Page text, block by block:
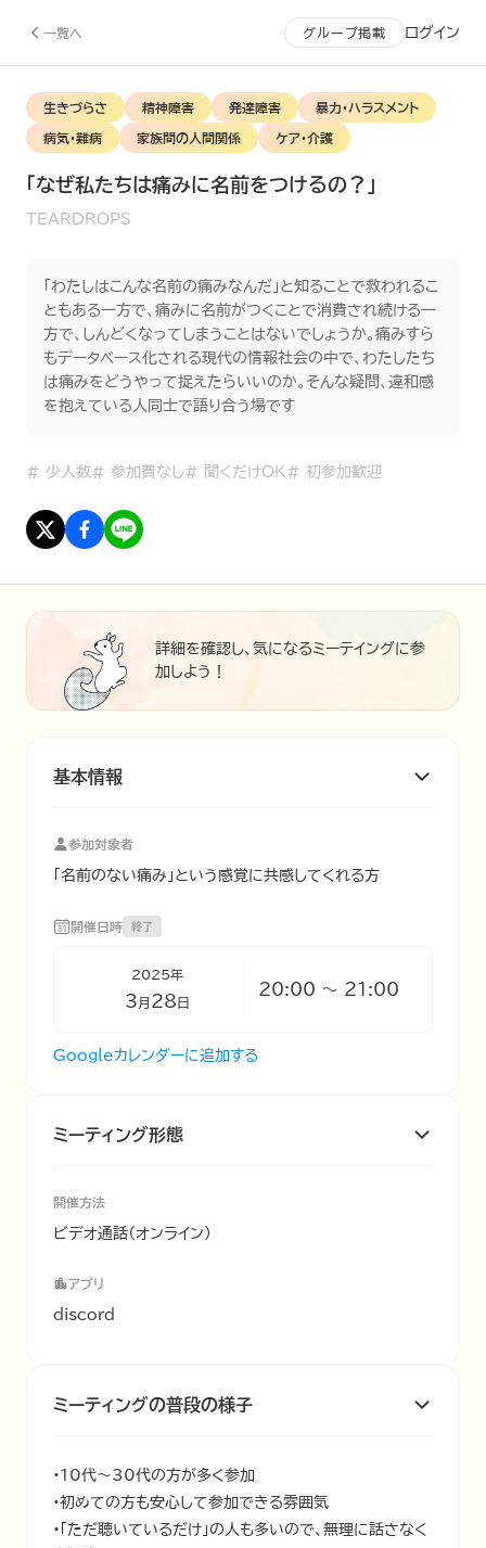
一覧へ グループ掲載 ログイン
生きづらさ 精神障害 発達障害 暴力・ハラスメント
病気・難病 家族間の人間関係 ケア・介護
「なぜ私たちは痛みに名前をつけるの？」
TEARDROPS
「わたしはこんな名前の痛みなんだ」と知ることで救われるこ
ともある一方で、痛みに名前がつくことで消費され続ける一
方で、しんどくなってしまうことはないでしょうか。痛みすら
もデータベース化される現代の情報社会の中で、わたしたち
は痛みをどうやって捉えたらいいのか。そんな疑問、違和感
を抱えている人同士で語り合う場です
# 少人数# 参加費なし# 聞くだけOK # 初参加歓迎
詳細を確認し、気になるミーテイングに参
加しよう！
基本情報
参加対象者
「名前のない痛み」という感覚に共感してくれる方
開催日時 終了
2025年
3 月 28 日
20:00 〜 21:00
Googleカレンダーに追加する
ミーティング形態
開催方法
ビデオ通話（オンライン）
アプリ
discord
ミーティングの普段の様子
•10代～30代の方が多く参加
•初めての方も安心して参加できる雰囲気
•「ただ聴いているだけ」の人も多いので、無理に話さなく